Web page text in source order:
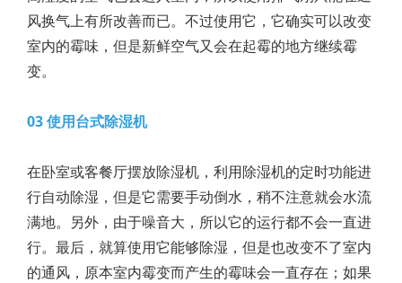
风换气上有所改善而已。不过使用它，它确实可以改变
室内的霉味，但是新鲜空气又会在起霉的地方继续霉
变。
03 使用台式除湿机
在卧室或客餐厅摆放除湿机，利用除湿机的定时功能进
行自动除湿，但是它需要手动倒水，稍不注意就会水流
满地。另外，由于噪音大，所以它的运行都不会一直进
行。最后，就算使用它能够除湿，但是也改变不了室内
的通风，原本室内霉变而产生的霉味会一直存在；如果